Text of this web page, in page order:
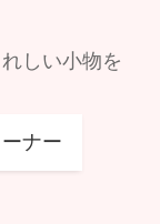
しい小物を
ナー